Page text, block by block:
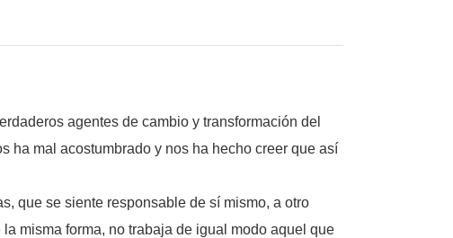
agentes de cambio y transformación del
ha mal acostumbrado y nos ha hecho creer que así
que se siente responsable de sí mismo, a otro
misma forma, no trabaja de igual modo aquel que